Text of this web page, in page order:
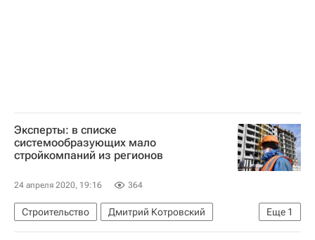
Эксперты: в списке
системообразующих мало
стройкомпаний из регионов
24 апреля 2020, 19:16 364
Еще 1
Строительство
Дмитрий Котровский
Девелоперы